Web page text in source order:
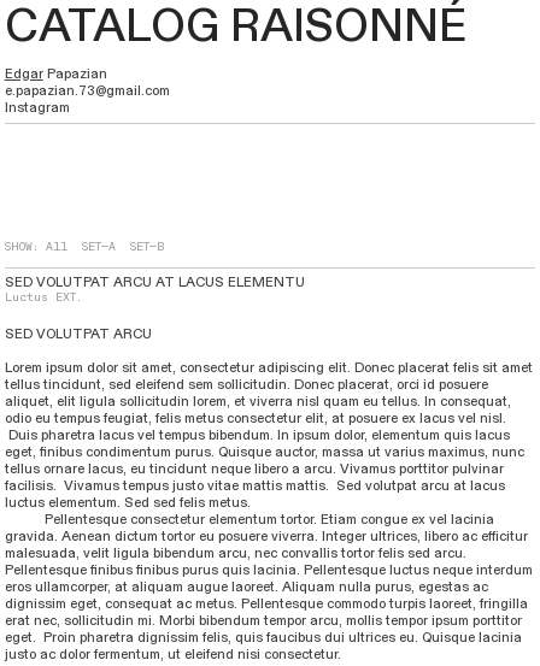
CATALOG RAISONNÉ
EdgarPapazian
e.papazian.73@gmail.com
Instagram
SHOW: All SET—A SET—B
SED VOLUTPAT ARCU AT LACUS ELEMENTU
Luctus EXT.
SED VOLUTPAT ARCU
Lorem ipsum dolor sit amet, consectetur adipiscing elit. Donec placerat felis sit amet
tellus tincidunt, sed eleifend sem sollicitudin. Donec placerat, orci id posuere
aliquet, elit ligula sollicitudin lorem, et viverra nisl quam eu tellus. In consequat,
odio eu tempus feugiat, felis metus consectetur elit, at posuere ex lacus vel nisl.
Duis pharetra lacus vel tempus bibendum. In ipsum dolor, elementum quis lacus
eget, finibus condimentum purus. Quisque auctor, massa ut varius maximus, nunc
tellus ornare lacus, eu tincidunt neque libero a arcu. Vivamus porttitor pulvinar
facilisis. Vivamus tempus justo vitae mattis mattis. Sed volutpat arcu at lacus
luctus elementum. Sed sed felis metus.
Pellentesque consectetur elementum tortor. Etiam congue ex vel lacinia
gravida. Aenean dictum tortor eu posuere viverra. Integer ultrices, libero ac efficitur
malesuada, velit ligula bibendum arcu, nec convallis tortor felis sed arcu.
Pellentesque finibus finibus purus quis lacinia. Pellentesque luctus neque interdum
eros ullamcorper, at aliquam augue laoreet. Aliquam nulla purus, egestas ac
dignissim eget, consequat ac metus. Pellentesque commodo turpis laoreet, fringilla
erat nec, sollicitudin mi. Morbi bibendum tempor arcu, mollis tempor ipsum porttitor
eget. Proin pharetra dignissim felis, quis faucibus dui ultrices eu. Quisque lacinia
justo ac dolor fermentum, ut eleifend nisi consectetur.